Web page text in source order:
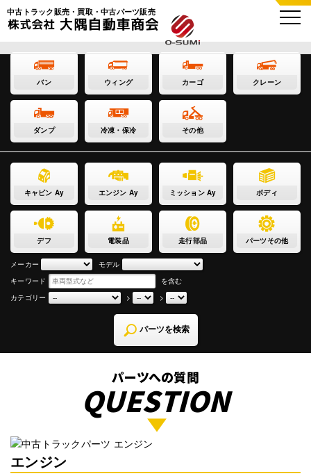
中古トラック販売・買取・中古パーツ販売
バン ウィング カーゴ クレーン
ダンプ 冷凍・保冷 その他
キャビン Ay エンジン Ay ミッション Ay ボディ
デフ 電装品 走行部品 パーツその他
メーカー
モデル
キーワード
を含む
カテゴリー
> >
パーツを検索
パーツへの質問
QUESTION
エンジン